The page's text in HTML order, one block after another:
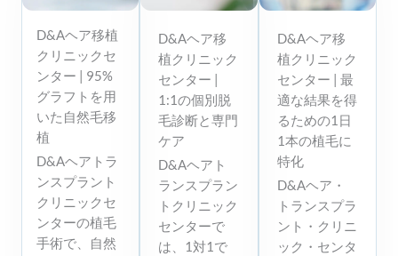
D&Aヘア移植
クリニックセ
ンター | 95%
グラフトを用
いた自然毛移
植
D&Aヘアトラ
ンスプラント
クリニックセ
ンターの植毛
手術で、自然
D&Aヘア移
植クリニック
センター |
1:1の個別脱
毛診断と専門
ケア
D&Aヘアト
ランスプラン
トクリニック
センターで
は、1対1で
D&Aヘア移
植クリニック
センター | 最
適な結果を得
るための1日
1本の植毛に
特化
D&Aヘア・
トランスプラ
ント・クリニ
ック・センタ